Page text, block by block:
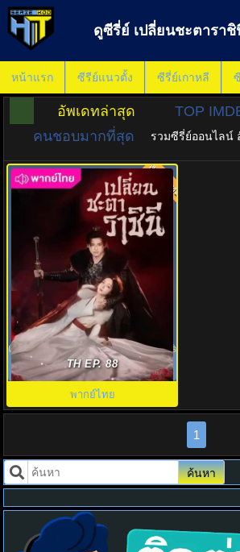
ดูซีรี่ย์ เปลี่ยนชะตารา
หน้าแรก ซีรีย์แนวตั้ง ซีรี่ย์เกาหลี
อัพเดทล่าสุด
TOP
คนชอบมากที่สุด
รวมซีรี่ย์ออนไลน์
เปลี่ยนชะตาราชินี (2025) Echoes
of the Self พากย์ไทย EP.1-44
8.0 พากย์ไทย
TH EP. 88
พากย์ไทย
1
ค้นหา